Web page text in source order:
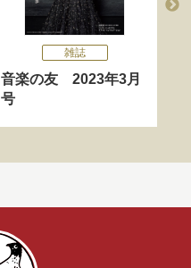
雑誌
音楽の友 2023年3月
号